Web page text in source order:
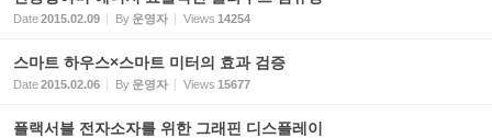
Date2015.02.09 By 운영자 Views 14254
스마트 하우스×스마트 미터의 효과 검증
Date2015.02.06 By 운영자 Views 15677
플랙서블 전자소자를 위한 그래핀 디스플레이